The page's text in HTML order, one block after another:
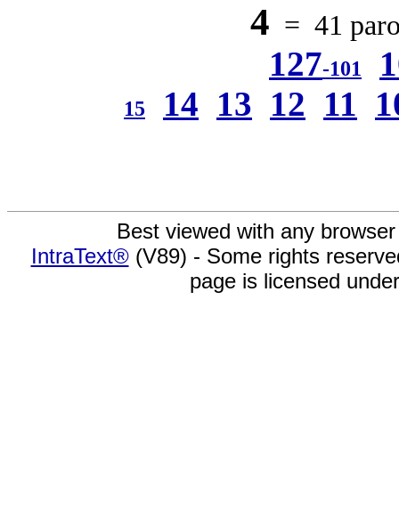
4 = 41
127-101
15 14 13 12 11
Best viewed with any
IntraText®(V89) - Some rights
page is licensed